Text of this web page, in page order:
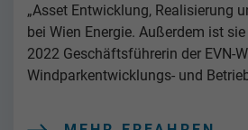
„Asset Entwicklung, Realisierung
bei Wien Energie. Außerdem ist
2022 Geschäftsführerin der EVN-
Windparkentwicklungs- und